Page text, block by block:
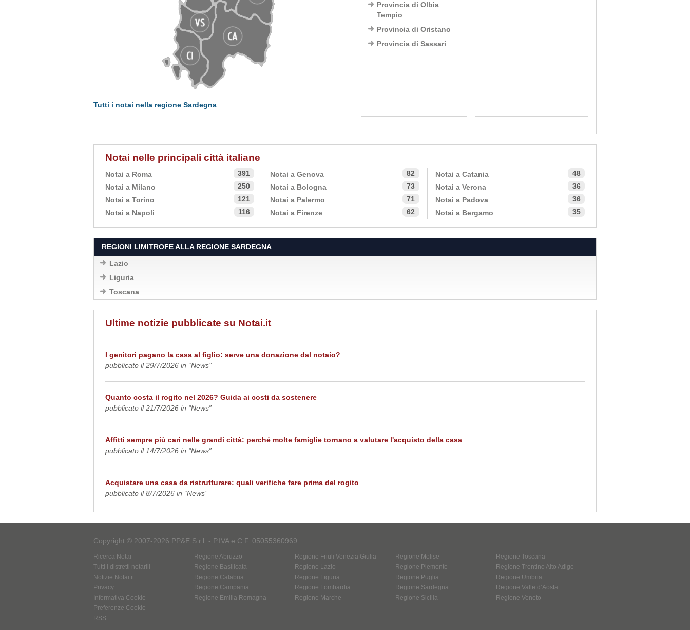
Tutti i notai nella regione Sardegna
Provincia di Olbia
Tempio
Provincia di Oristano
Provincia di Sassari
Notai nelle principali città italiane
Notai a Roma
391
Notai a Milano
250
Notai a Torino
121
Notai a Napoli
116
Notai a Genova
82
Notai a Bologna
73
Notai a Palermo
71
Notai a Firenze
62
Notai a Catania
48
Notai a Verona
36
Notai a Padova
36
Notai a Bergamo
35
REGIONI LIMITROFE ALLA REGIONE SARDEGNA
Lazio
Liguria
Toscana
Ultime notizie pubblicate su Notai.it
I genitori pagano la casa al figlio: serve una donazione dal notaio?
pubblicato il 29/7/2026 in “News”
Quanto costa il rogito nel 2026? Guida ai costi da sostenere
pubblicato il 21/7/2026 in “News”
Affitti sempre più cari nelle grandi città: perché molte famiglie tornano a valutare l'acquisto della casa
pubblicato il 14/7/2026 in “News”
Acquistare una casa da ristrutturare: quali verifiche fare prima del rogito
pubblicato il 8/7/2026 in “News”
Copyright © 2007-2026 PP&E S.r.l. - P.IVA e C.F. 05055360969
Ricerca Notai
Tutti i distretti notarili
Notizie Notai.it
Privacy
Informativa Cookie
Preferenze Cookie
RSS
Regione Abruzzo
Regione Basilicata
Regione Calabria
Regione Campania
Regione Emilia Romagna
Regione Friuli Venezia Giulia
Regione Lazio
Regione Liguria
Regione Lombardia
Regione Marche
Regione Molise
Regione Piemonte
Regione Puglia
Regione Sardegna
Regione Sicilia
Regione Toscana
Regione Trentino Alto Adige
Regione Umbria
Regione Valle d’Aosta
Regione Veneto